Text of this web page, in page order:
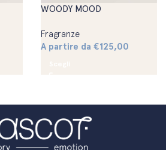
WOODY MOOD
Fragranze
A partire da €125,00